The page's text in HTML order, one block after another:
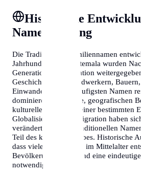
Historische
Namensgebung
Die Tradition der Familiennamen
Jahrhunderte. In Guatemala wurden
Generation zu Generation
Geschichten von Handwerkern, Bauern,
Einwanderern. Die häufigsten Namen
dominierenden Berufe, geografischen
kulturellen Einflüsse einer bestimmten
Globalisierung und Migration haben
verändert, doch die traditionellen
Teil des kulturellen Erbes. Historische
dass viele Nachnamen im Mittelalter
Bevölkerung wuchs und eine
notwendig wurde.